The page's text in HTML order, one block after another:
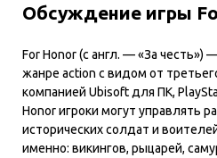
Обсуждение игры
For Honor (с англ. — «За честь»)
жанре action с видом от
компанией Ubisoft для ПК,
Honor игроки могут управлять
исторических солдат и
именно: викингов, рыцарей,